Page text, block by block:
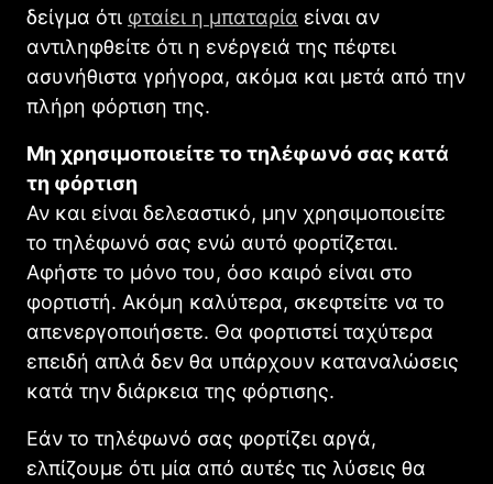
δείγμα ότι φταίει η μπαταρία είναι αν
αντιληφθείτε ότι η ενέργειά της πέφτει
ασυνήθιστα γρήγορα, ακόμα και μετά από την
πλήρη φόρτιση της.
Μη χρησιμοποιείτε το τηλέφωνό σας κατά
τη φόρτιση
Αν και είναι δελεαστικό, μην χρησιμοποιείτε
το τηλέφωνό σας ενώ αυτό φορτίζεται.
Αφήστε το μόνο του, όσο καιρό είναι στο
φορτιστή. Ακόμη καλύτερα, σκεφτείτε να το
απενεργοποιήσετε. Θα φορτιστεί ταχύτερα
επειδή απλά δεν θα υπάρχουν καταναλώσεις
κατά την διάρκεια της φόρτισης.
Εάν το τηλέφωνό σας φορτίζει αργά,
ελπίζουμε ότι μία από αυτές τις λύσεις θα